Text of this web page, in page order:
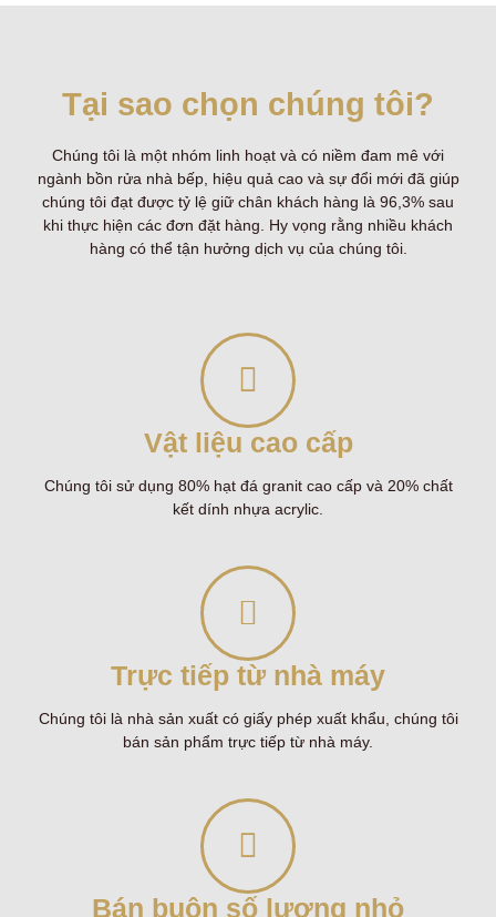
Tại sao chọn chúng tôi?
Chúng tôi là một nhóm linh hoạt và có niềm đam mê với
ngành bồn rửa nhà bếp, hiệu quả cao và sự đổi mới đã giúp
chúng tôi đạt được tỷ lệ giữ chân khách hàng là 96,3% sau
khi thực hiện các đơn đặt hàng. Hy vọng rằng nhiều khách
hàng có thể tận hưởng dịch vụ của chúng tôi.
Vật liệu cao cấp
Chúng tôi sử dụng 80% hạt đá granit cao cấp và 20% chất
kết dính nhựa acrylic.
Trực tiếp từ nhà máy
Chúng tôi là nhà sản xuất có giấy phép xuất khẩu, chúng tôi
bán sản phẩm trực tiếp từ nhà máy.
Bán buôn số lượng nhỏ